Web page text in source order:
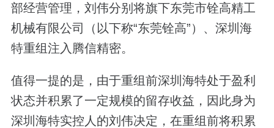
部经营管理，刘伟分别将旗下东莞市铨高精工
机械有限公司（以下称“东莞铨高”）、深圳海
特重组注入腾信精密。
值得一提的是，由于重组前深圳海特处于盈利
状态并积累了一定规模的留存收益，因此身为
深圳海特实控人的刘伟决定，在重组前将积累